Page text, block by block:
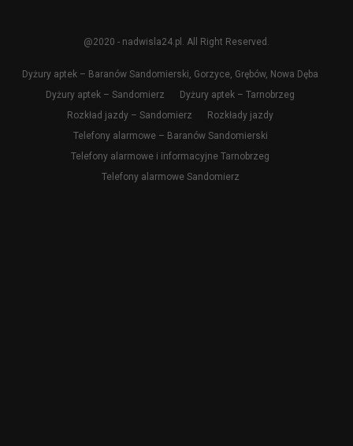
@2020 - nadwisla24.pl. All Right Reserved.
Dyżury aptek – Baranów Sandomierski, Gorzyce, Grębów, Nowa Dęba
Dyżury aptek – Sandomierz
Dyżury aptek – Tarnobrzeg
Rozkład jazdy – Sandomierz
Rozkłady jazdy
Telefony alarmowe – Baranów Sandomierski
Telefony alarmowe i informacyjne Tarnobrzeg
Telefony alarmowe Sandomierz